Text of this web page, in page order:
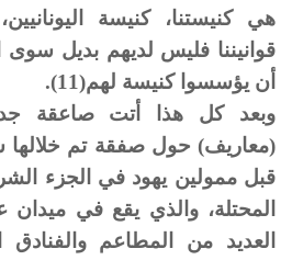
هي كنيستنا، كنيسة
قوانيننا فليس لديهم بديل سوى
أن يؤسسوا كنيسة لهم(11).
وبعد كل هذا أتت صاعقة
(معاريف) حول صفقة تم خلالها
قبل ممولين يهود في الجزء
المحتلة، والذي يقع في
العديد من المطاعم والفنادق